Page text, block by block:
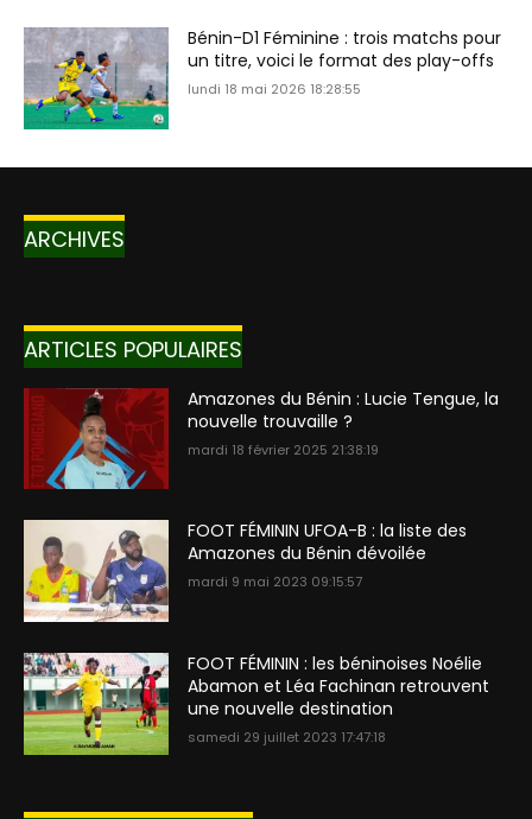
Bénin-D1 Féminine : trois matchs pour
un titre, voici le format des play-offs
lundi 18 mai 2026 18:28:55
ARCHIVES
ARTICLES POPULAIRES
Amazones du Bénin : Lucie Tengue, la
nouvelle trouvaille ?
mardi 18 février 2025 21:38:19
FOOT FÉMININ UFOA-B : la liste des
Amazones du Bénin dévoilée
mardi 9 mai 2023 09:15:57
FOOT FÉMININ : les béninoises Noélie
Abamon et Léa Fachinan retrouvent
une nouvelle destination
samedi 29 juillet 2023 17:47:18